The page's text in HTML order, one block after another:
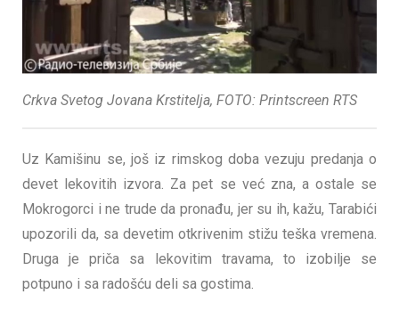
Crkva Svetog Jovana Krstitelja, FOTO: Printscreen RTS
Uz Kamišinu se, još iz rimskog doba vezuju predanja o
devet lekovitih izvora. Za pet se već zna, a ostale se
Mokrogorci i ne trude da pronađu, jer su ih, kažu, Tarabići
upozorili da, sa devetim otkrivenim stižu teška vremena.
Druga je priča sa lekovitim travama, to izobilje se
potpuno i sa radošću deli sa gostima.